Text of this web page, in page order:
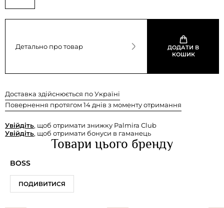
Детально про товар
ДОДАТИ В
КОШИК
Доставка здійснюється по Україні
Повернення протягом 14 днів з моменту отримання
Увійдіть, щоб отримати знижку Palmira Club
Увійдіть, щоб отримати бонуси в гаманець
Товари цього бренду
BOSS
ПОДИВИТИСЯ